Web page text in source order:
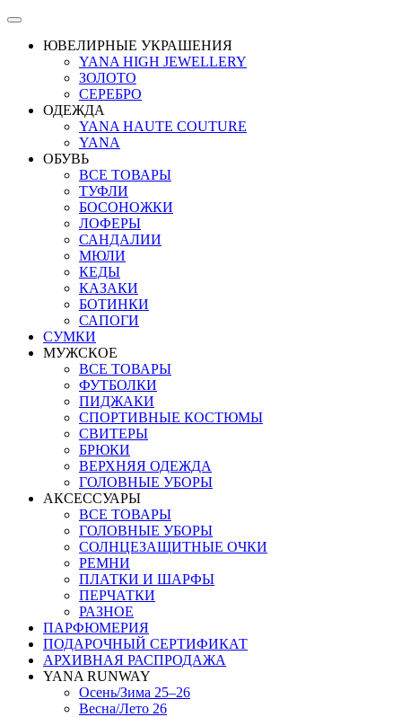
ЮВЕЛИРНЫЕ УКРАШЕНИЯ
YANA HIGH JEWELLERY
ЗОЛОТО
СЕРЕБРО
ОДЕЖДА
YANA HAUTE COUTURE
YANA
ОБУВЬ
ВСЕ ТОВАРЫ
ТУФЛИ
БОСОНОЖКИ
ЛОФЕРЫ
САНДАЛИИ
МЮЛИ
КЕДЫ
КАЗАКИ
БОТИНКИ
САПОГИ
СУМКИ
МУЖСКОЕ
ВСЕ ТОВАРЫ
ФУТБОЛКИ
ПИДЖАКИ
СПОРТИВНЫЕ КОСТЮМЫ
СВИТЕРЫ
БРЮКИ
ВЕРХНЯЯ ОДЕЖДА
ГОЛОВНЫЕ УБОРЫ
АКСЕССУАРЫ
ВСЕ ТОВАРЫ
ГОЛОВНЫЕ УБОРЫ
СОЛНЦЕЗАЩИТНЫЕ ОЧКИ
РЕМНИ
ПЛАТКИ И ШАРФЫ
ПЕРЧАТКИ
РАЗНОЕ
ПАРФЮМЕРИЯ
ПОДАРОЧНЫЙ СЕРТИФИКАТ
АРХИВНАЯ РАСПРОДАЖА
YANA RUNWAY
Осень/Зима 25–26
Весна/Лето 26